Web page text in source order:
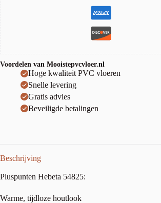
Voordelen van Mooistepvcvloer.nl
Hoge kwaliteit PVC vloeren
Snelle levering
Gratis advies
Beveiligde betalingen
Beschrijving
Pluspunten Hebeta 54825:
Warme, tijdloze houtlook